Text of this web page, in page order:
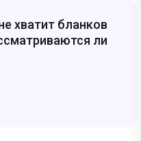
хватит бланков
ли